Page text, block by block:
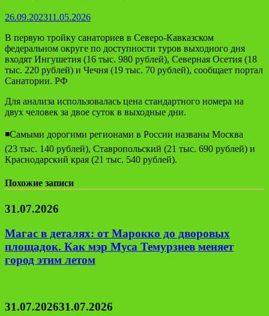
26.09.202311.05.2026
В первую тройку санаториев в Северо-Кавказском
федеральном округе по доступности туров выходного дня
входят Ингушетия (16 тыс. 980 рублей), Северная Осетия (18
тыс. 220 рублей) и Чечня (19 тыс. 70 рублей), сообщает портал
Санатории. РФ
Для анализа использовалась цена стандартного номера на
двух человек за двое суток в выходные дни.
◾️Самыми дорогими регионами в России названы Москва
(23 тыс. 140 рублей), Ставропольский (21 тыс. 690 рублей) и
Краснодарский края (21 тыс. 540 рублей).
Похожие записи
31.07.2026
Магас в деталях: от Марокко до дворовых
площадок. Как мэр Муса Темурзиев меняет
город этим летом
31.07.202631.07.2026